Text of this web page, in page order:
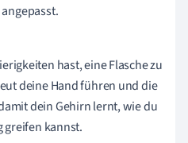
hast, eine Flasche zu
deine Hand führen und die
dein Gehirn lernt, wie du
greifen kannst.